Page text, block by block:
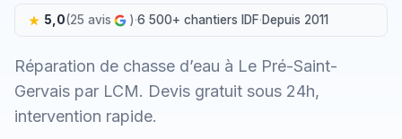
5,0(25 avis )·6 500+ chantiers IDF·Depuis 2011
Réparation de chasse d’eau à Le Pré-Saint-
Gervais par LCM. Devis gratuit sous 24h,
intervention rapide.